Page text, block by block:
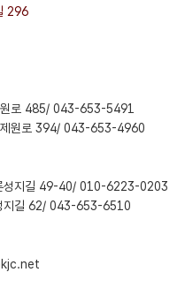
296
원로 485/ 043-653-5491
제원로 394/ 043-653-4960
성지길 49-40/ 010-6223-0203
지길 62/ 043-653-6510